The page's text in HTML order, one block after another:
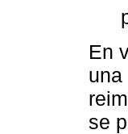
En
una
se